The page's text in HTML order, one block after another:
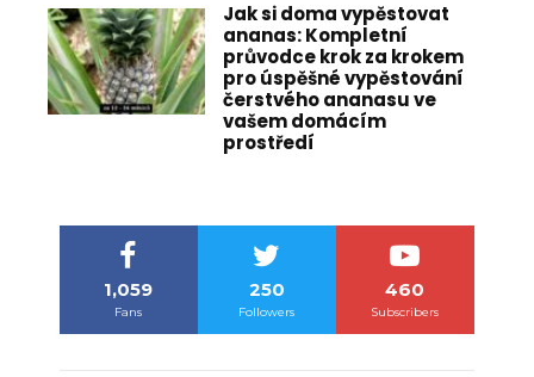
Jak si doma vypěstovat
ananas: Kompletní
průvodce krok za krokem
pro úspěšné vypěstování
čerstvého ananasu ve
vašem domácím
prostředí
1,059
Fans
250
Followers
460
Subscribers